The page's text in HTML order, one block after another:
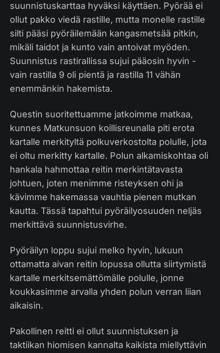
suunnistuskarttaa hyväksi käyttäen. Pyörää ei
ollut pakko viedä rastille, mutta monelle rastille
silti pääsi pyöräilemään kangasmetsää pitkin,
mikäli taidot ja kunto vain antoivat myöden.
Suunnistus rastirallissa sujui pääosin hyvin -
vain rastilla 9 oli pientä ja rastilla 11 vähän
enemmänkin hakemista.
Questin suoritettuamme jatkoimme matkaa,
kunnes Matkunsuon koillisreunalla piti erota
kartalle merkityltä polkuverkostolta polulle, jota
ei oltu merkitty kartalle. Polun alkamiskohtaa oli
hankala hahmottaa reitin merkintätavasta
johtuen, joten menimme risteyksen ohi ja
kävimme hakemassa vauhtia pienen mutkan
kautta. Tässä tapahtui pyöräilyosuuden neljäs
merkittävä suunnistusvirhe.
Pyöräilyn loppu sujui melko hyvin, lukuun
ottamatta aivan reitin lopussa ollutta siirtymistä
kartalle merkitsemättömälle polulle, jonne
koukkasimme arvalla yhden polun verran liian
aikaisin.
Pakollinen reitti ei ollut suunnistuksen ja
taktiikan hiomisen kannalta kaikista miellyttävin